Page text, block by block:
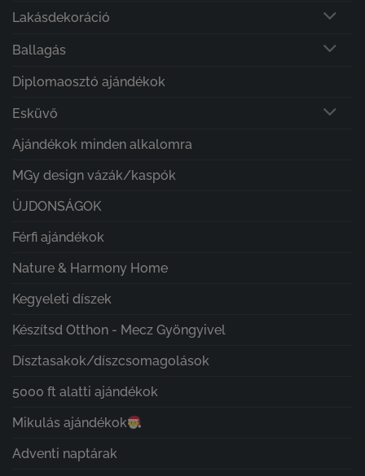
Lakásdekoráció
Ballagás
Diplomaosztó ajándékok
Esküvő
Ajándékok minden alkalomra
MGy design vázák/kaspók
ÚJDONSÁGOK
Férfi ajándékok
Nature & Harmony Home
Kegyeleti díszek
Készítsd Otthon - Mecz Gyöngyivel
Dísztasakok/díszcsomagolások
5000 ft alatti ajándékok
Mikulás ajándékok
Adventi naptárak